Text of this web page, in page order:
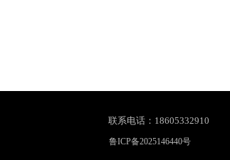
联系电话：18605332910
鲁ICP备2025146440号